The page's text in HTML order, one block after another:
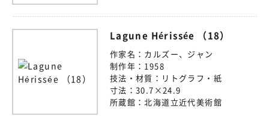
Lagune Hérissée （18）
作家名： カルズー、ジャン
制作年： 1958
技法・材質： リトグラフ・紙
寸法： 30.7×24.9
所蔵館：北海道立近代美術館